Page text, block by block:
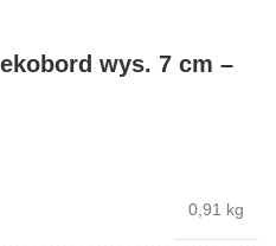
wys. 7 cm –
0,91 kg